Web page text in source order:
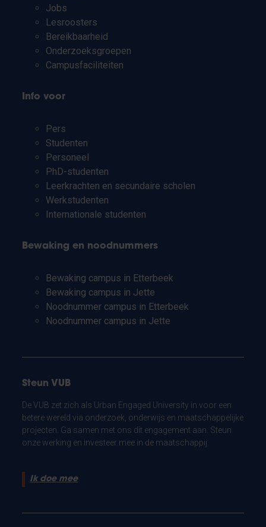
Jobs
Lesroosters
Bereikbaarheid
Onderzoeksgroepen
Campusfaciliteiten
Info voor
Pers
Studenten
Personeel
PhD-studenten
Leerkrachten en secundaire scholen
Werkstudenten
Internationale studenten
Bewaking en noodnummers
Bewaking campus in Etterbeek
Bewaking campus in Jette
Noodnummer campus in Etterbeek
Noodnummer campus in Jette
Steun VUB
De VUB zet zich als Urban Engaged University in voor een
betere wereld via onderzoek, onderwijs en maatschappelijke
projecten. Ga samen met ons dit engagement aan. Steun
onze werking en investeer mee in de maatschappij.
Ik doe mee